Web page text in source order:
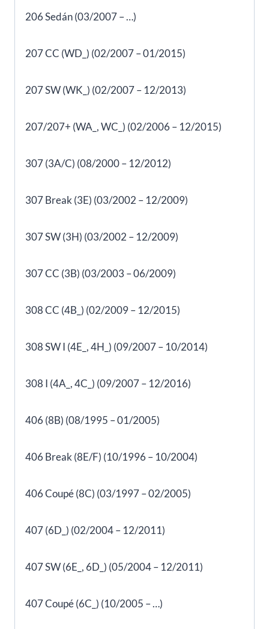
206 Sedán (03/2007 – …)
207 CC (WD_) (02/2007 – 01/2015)
207 SW (WK_) (02/2007 – 12/2013)
207/207+ (WA_, WC_) (02/2006 – 12/2015)
307 (3A/C) (08/2000 – 12/2012)
307 Break (3E) (03/2002 – 12/2009)
307 SW (3H) (03/2002 – 12/2009)
307 CC (3B) (03/2003 – 06/2009)
308 CC (4B_) (02/2009 – 12/2015)
308 SW I (4E_, 4H_) (09/2007 – 10/2014)
308 I (4A_, 4C_) (09/2007 – 12/2016)
406 (8B) (08/1995 – 01/2005)
406 Break (8E/F) (10/1996 – 10/2004)
406 Coupé (8C) (03/1997 – 02/2005)
407 (6D_) (02/2004 – 12/2011)
407 SW (6E_, 6D_) (05/2004 – 12/2011)
407 Coupé (6C_) (10/2005 – …)